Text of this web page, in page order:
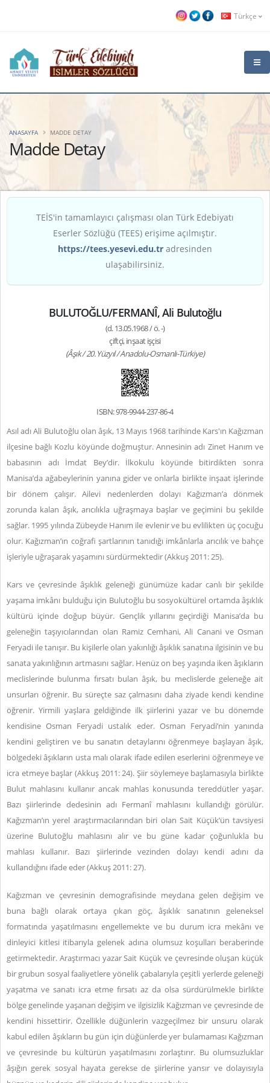
Türkçe
Madde Detay
ANASAYFA MADDE DETAY
TEİS'in tamamlayıcı çalışması olan Türk Edebiyatı
Eserler Sözlüğü (TEES) erişime açılmıştır.
https://tees.yesevi.edu.tr adresinden
ulaşabilirsiniz.
BULUTOĞLU/FERMANÎ, Ali Bulutoğlu
(d. 13.05.1968 / ö. -)
çiftçi, inşaat işçisi
(Âşık / 20. Yüzyıl / Anadolu-Osmanlı-Türkiye)
ISBN: 978-9944-237-86-4
Asıl adı Ali Bulutoğlu olan âşık, 13 Mayıs 1968 tarihinde Kars'ın Kağızman
ilçesine bağlı Kozlu köyünde doğmuştur. Annesinin adı Zinet Hanım ve
babasının adı İmdat Bey’dir. İlkokulu köyünde bitirdikten sonra
Manisa’da ağabeylerinin yanına gider ve onlarla birlikte inşaat işlerinde
bir dönem çalışır. Ailevi nedenlerden dolayı Kağızman’a dönmek
zorunda kalan âşık, arıcılıkla uğraşmaya başlar ve geçimini bu şekilde
sağlar. 1995 yılında Zübeyde Hanım ile evlenir ve bu evlilikten üç çocuğu
olur. Kağızman’ın coğrafi şartlarının tanıdığı imkânlarla arıcılık ve bahçe
işleriyle uğraşarak yaşamını sürdürmektedir (Akkuş 2011: 25).
Kars ve çevresinde âşıklık geleneği günümüze kadar canlı bir şekilde
yaşama imkânı bulduğu için Bulutoğlu bu sosyokültürel ortamda âşıklık
kültürü içinde doğup büyür. Gençlik yıllarını geçirdiği Manisa’da bu
geleneğin taşıyıcılarından olan Ramiz Cemhani, Ali Canani ve Osman
Feryadi ile tanışır. Bu kişilerle olan yakınlığı âşıklık sanatına ilgisinin ve bu
sanata yakınlığının artmasını sağlar. Henüz on beş yaşında iken âşıkların
meclislerinde bulunma fırsatı bulan âşık, bu meclislerde geleneğe ait
unsurları öğrenir. Bu süreçte saz çalmasını daha ziyade kendi kendine
öğrenir. Yirmili yaşlara geldiğinde ilk şiirlerini yazar ve bu dönemde
kendisine Osman Feryadi ustalık eder. Osman Feryadi’nin yanında
kendini geliştiren ve bu sanatın detaylarını öğrenmeye başlayan âşık,
bölgedeki âşıkların usta malı olarak ifade edilen eserlerini öğrenmeye ve
icra etmeye başlar (Akkuş 2011: 24). Şiir söylemeye başlamasıyla birlikte
Bulut mahlasını kullanır ancak mahlas konusunda tereddütler yaşar.
Bazı şiirlerinde dedesinin adı Fermanî mahlasını kullandığı görülür.
Kağızman’ın yerel araştırmacılarından biri olan Sait Küçük’ün tavsiyesi
üzerine Bulutoğlu mahlasını alır ve bu güne kadar çoğunlukla bu
mahlası kullanır. Bazı şiirlerinde vezinden dolayı kendi adını da
kullandığını ifade eder (Akkuş 2011: 27).
Kağızman ve çevresinin demografisinde meydana gelen değişim ve
buna bağlı olarak ortaya çıkan göç, âşıklık sanatının geleneksel
formatında yaşatılmasını engellemekte ve bu durum icra mekânı ve
dinleyici kitlesi itibarıyla gelenek adına olumsuz koşulları beraberinde
getirmektedir. Araştırmacı yazar Sait Küçük ve çevresinde oluşan küçük
bir grubun sosyal faaliyetlere yönelik çabalarıyla çeşitli yerlerde geleneği
yaşatma ve sanatı icra etme fırsatı az da olsa sürdürülmekle birlikte
bölge genelinde yaşanan değişim ve ilgisizlik Kağızman ve çevresinde de
kendini hissettirir. Özellikle düğünlerin vazgeçilmez bir unsuru olarak
kabul edilen âşıkların bu gün için düğünlerde yer bulamaması Kağızman
ve çevresinde bu kültürün yaşatılmasını zorlaştırır. Bu olumsuzluklar
âşığın gerek sosyal hayata gerekse de şiirlerine yansır ve dolayısıyla